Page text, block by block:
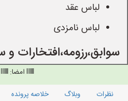
لباس عقد
لباس نامزدی
سوابق،رزومه،افتخارات
امضا:
نظرات
وبلاگ خلاصه پرونده